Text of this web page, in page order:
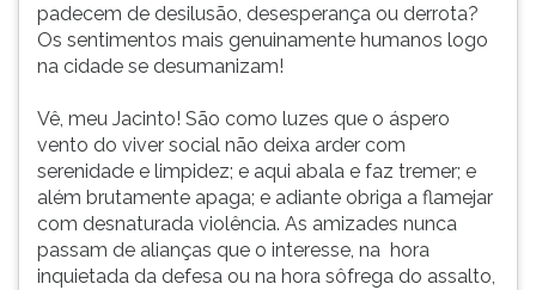
padecem de desilusão, desesperança ou derrota?
Os sentimentos mais genuinamente humanos logo
na cidade se desumanizam!
Vê, meu Jacinto! São como luzes que o áspero
vento do viver social não deixa arder com
serenidade e limpidez; e aqui abala e faz tremer; e
além brutamente apaga; e adiante obriga a flamejar
com desnaturada violência. As amizades nunca
passam de alianças que o interesse, na hora
inquietada da defesa ou na hora sôfrega do assalto,